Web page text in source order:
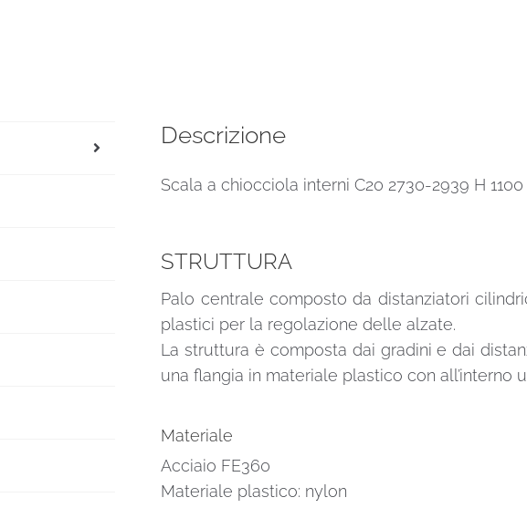
1100
quantità
Descrizione
Scala a chiocciola interni C20 2730-2939 H
STRUTTURA
Palo centrale composto da distanziatori
plastici per la regolazione delle alzate.
La struttura è composta dai gradini e dai
una flangia in materiale plastico con
Materiale
Acciaio FE360
Materiale plastico: nylon